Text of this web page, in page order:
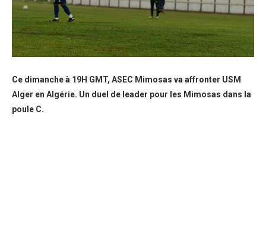
Ce dimanche à 19H GMT, ASEC Mimosas va affronter USM
Alger en Algérie. Un duel de leader pour les Mimosas dans la
poule C.